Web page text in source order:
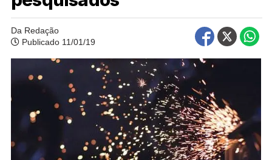
Da Redação
Publicado 11/01/19